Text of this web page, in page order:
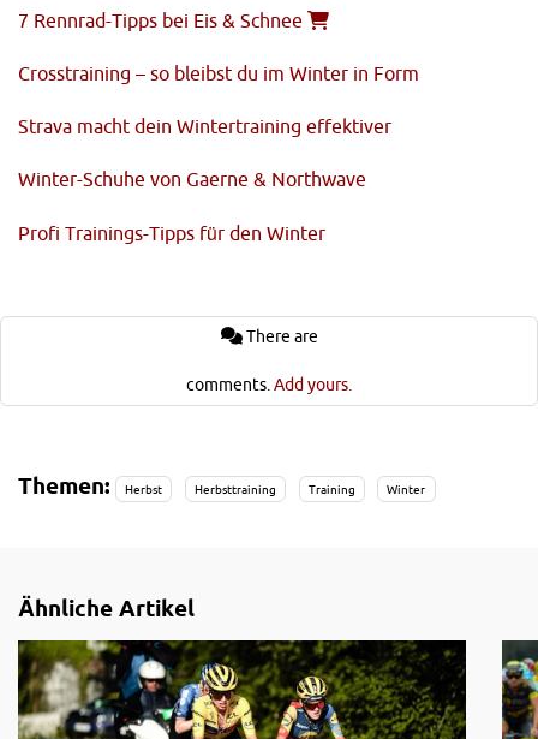
7 Rennrad-Tipps bei Eis & Schnee
Crosstraining – so bleibst du im Winter in Form
Strava macht dein Wintertraining effektiver
Winter-Schuhe von Gaerne & Northwave
Profi Trainings-Tipps für den Winter
comments. Add yours.
Themen: Herbst Herbsttraining Training Winter
Ähnliche Artikel